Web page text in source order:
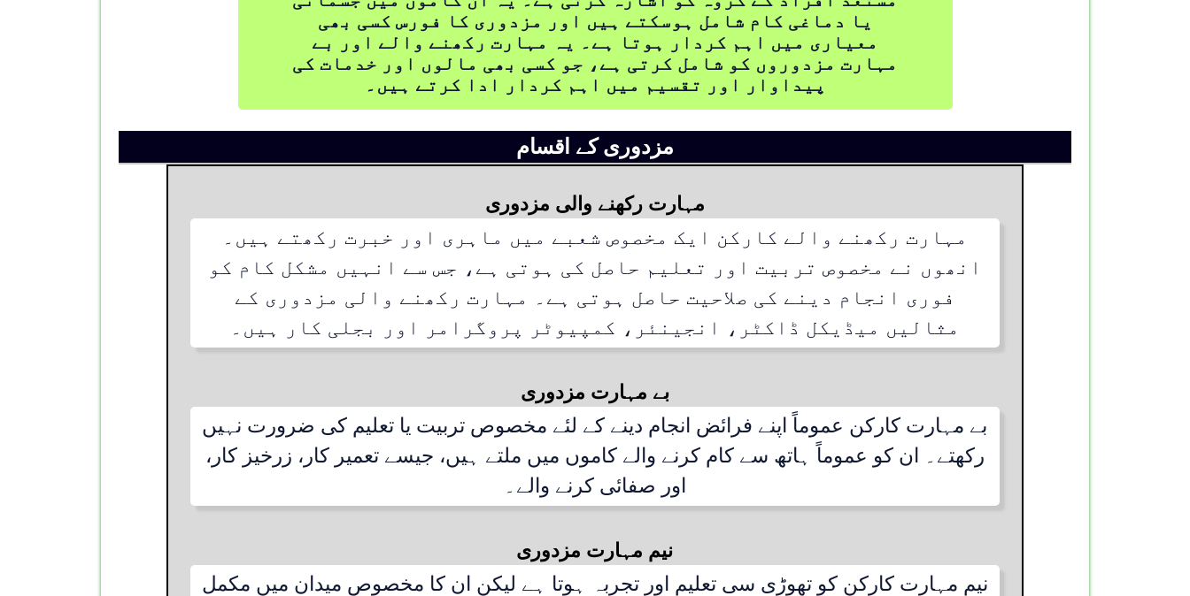
یا دماغی کام شامل ہوسکتے ہیں اور مزدوری کا فورس کسی بھی
معیاری میں اہم کردار ہوتا ہے۔ یہ مہارت رکھنے والے اور بے
مہارت مزدوروں کو شامل کرتی ہے، جو کسی بھی مالوں اور خدمات کی
پیداوار اور تقسیم میں اہم کردار ادا کرتے ہیں۔
مزدوری کے اقسام
مہارت رکھنے والی مزدوری
مہارت رکھنے والے کارکن ایک مخصوص شعبے میں ماہری اور خبرت رکھتے ہیں۔
انھوں نے مخصوص تربیت اور تعلیم حاصل کی ہوتی ہے، جس سے انہیں مشکل کام کو
فوری انجام دینے کی صلاحیت حاصل ہوتی ہے۔ مہارت رکھنے والی مزدوری کے
مثالیں میڈیکل ڈاکٹر، انجینئر، کمپیوٹر پروگرامر اور بجلی کار ہیں۔
بے مہارت مزدوری
بے مہارت کارکن عموماً اپنے فرائض انجام دینے کے لئے مخصوص تربیت یا تعلیم کی ضرورت نہیں
رکھتے۔ ان کو عموماً ہاتھ سے کام کرنے والے کاموں میں ملتے ہیں، جیسے تعمیر کار، زرخیز کار،
اور صفائی کرنے والے۔
نیم مہارت مزدوری
نیم مہارت کارکن کو تھوڑی سی تعلیم اور تجربہ ہوتا ہے لیکن ان کا مخصوص میدان میں مکمل